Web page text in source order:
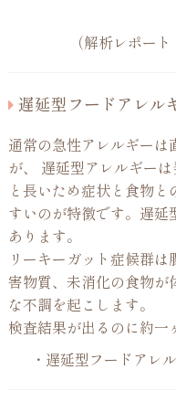
（解析レポー
遅延型フードアレル
通常の急性アレルギーは
が、 遅延型アレルギー
と長いため症状と食物
すいのが特徴です。遅延
あります。
リーキーガット症候群
害物質、未消化の食物が
な不調を起こします。
検査結果が出るのに約一
・遅延型フードアレ